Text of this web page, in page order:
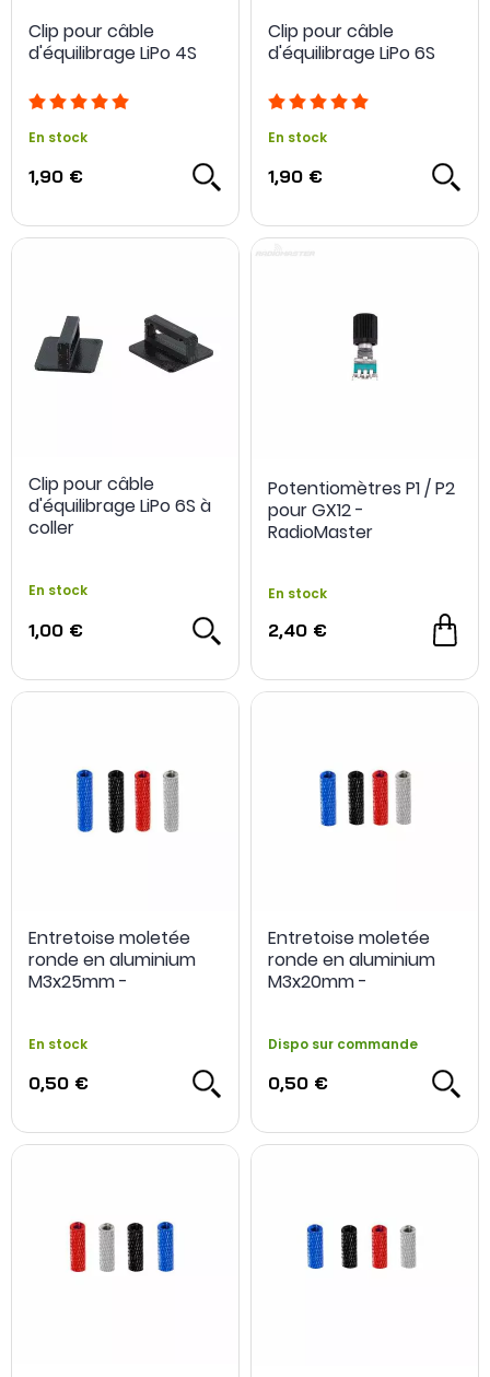
Clip pour câble
d'équilibrage LiPo 4S
En stock
1,90 €
Clip pour câble
d'équilibrage LiPo 6S
En stock
1,90 €
Clip pour câble
d'équilibrage LiPo 6S à
coller
En stock
1,00 €
Potentiomètres P1 / P2
pour GX12 -
RadioMaster
En stock
2,40 €
Entretoise moletée
ronde en aluminium
M3x25mm -
En stock
0,50 €
Entretoise moletée
ronde en aluminium
M3x20mm -
Dispo sur commande
0,50 €